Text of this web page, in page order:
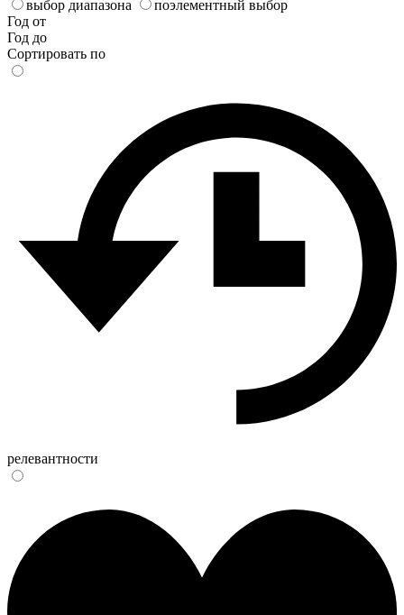
выбор диапазона
поэлементный выбор
Год от
Год до
Сортировать по
релевантности